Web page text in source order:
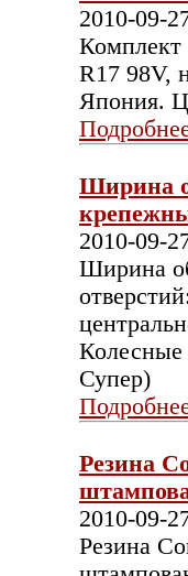
2010-09-
Комплект
R17 98V,
Япония.
Ширина
2010-09-
Ширина
Колесные
Супер)
Резина
2010-09-
Резина